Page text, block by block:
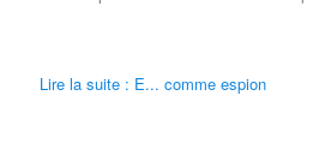
Lire la suite : E... comme espion